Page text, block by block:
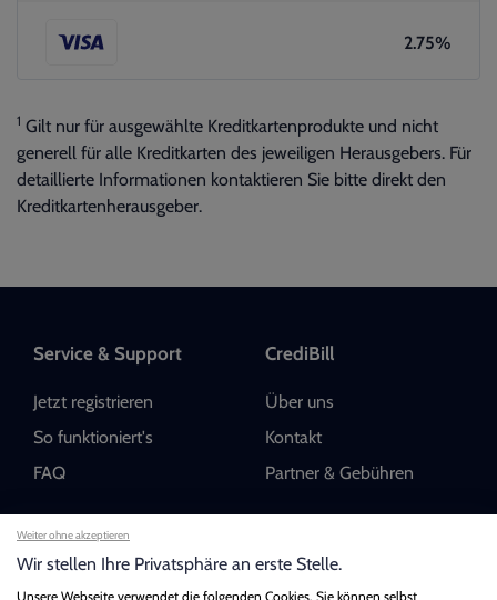
2.75%
1 Gilt nur für ausgewählte Kreditkartenprodukte und nicht
generell für alle Kreditkarten des jeweiligen Herausgebers. Für
detaillierte Informationen kontaktieren Sie bitte direkt den
Kreditkartenherausgeber.
Sie sich an den Support für weitere
Unterstützung.
FAQ ansehen
Service & Support
Jetzt registrieren
So funktioniert's
FAQ
CrediBill
Über uns
Kontakt
Partner & Gebühren
Information Finden Sie uns unter
Weiter ohne akzeptieren
Wir stellen Ihre Privatsphäre an erste Stelle.
Unsere Webseite verwendet die folgenden Cookies. Sie können selbst